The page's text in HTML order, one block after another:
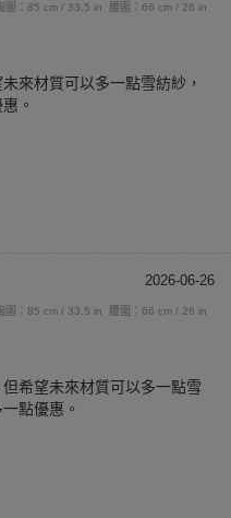
圍：85 cm / 33.5 in
腰圍：66 cm / 26 in
來材質可以多一點雪紡紗，
。
2026-06-26
圍：85 cm / 33.5 in
腰圍：66 cm / 26 in
希望未來材質可以多一點雪
點優惠。